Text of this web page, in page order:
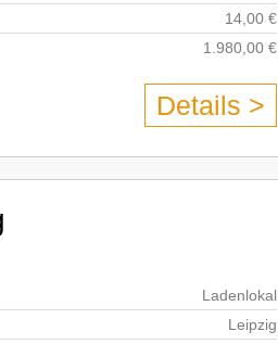
14,00 €
1.980,00 €
Details >
Ladenlokal
Leipzig